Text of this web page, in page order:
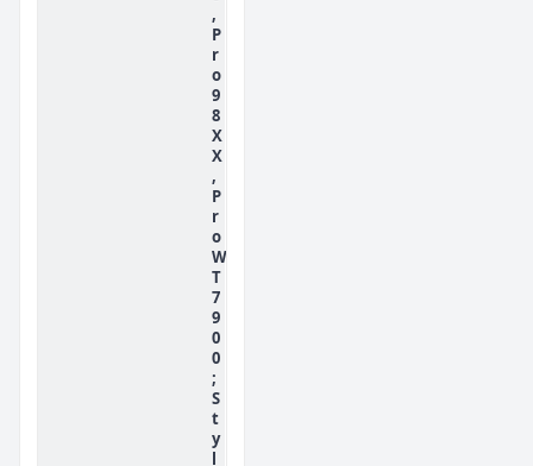
,
P
r
o
9
8
X
X
,
P
r
o
W
T
7
9
0
0
;
S
t
y
l